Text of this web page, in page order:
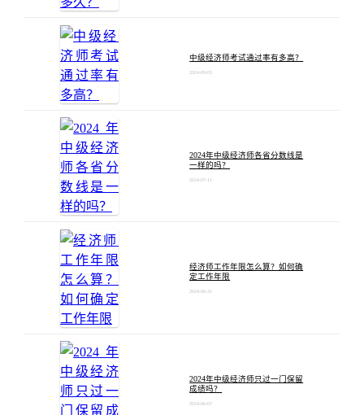
中级经济师考试通过率有多高？
2024-09-03
2024年中级经济师各省分数线是
一样的吗？
2024-07-11
经济师工作年限怎么算？如何确
定工作年限
2024-06-21
2024年中级经济师只过一门保留
成绩吗？
2024-06-07